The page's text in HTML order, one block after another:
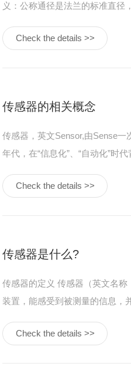
义：公称通径是法兰的标准直径
型时的重要参考依据。 2. 公称压力（PN） 定义：公称压力是法兰
Check the details >>
传感器的相关概念
传感器，英文Sensor,由Sense
年代，在“信息化”、“自动化”时
多关注。 我们认为，虽然传感器一词覆盖的范围不断扩大，品类日
Check the details >>
传感器是什么?
传感器的定义 传感器（英文名称：transducer/sensor）是一种检测
装置，能感受到被测量的信息，
处理、存储、显示、记录和控制等要求。 传感器的
Check the details >>